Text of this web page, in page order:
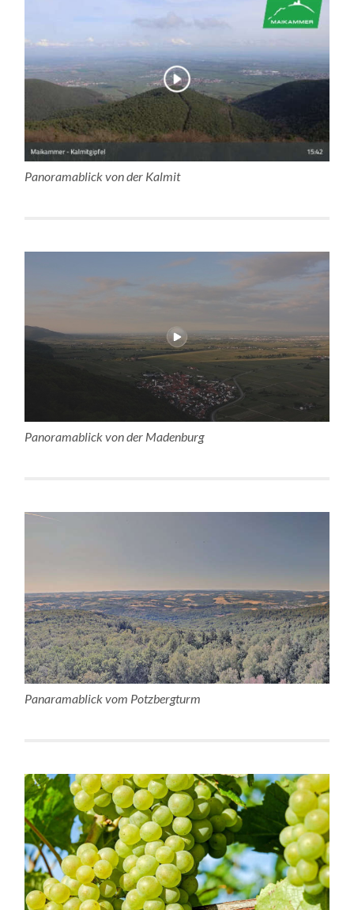
Panoramablick von der Kalmit
Panoramablick von der Madenburg
Panaramablick vom Potzbergturm